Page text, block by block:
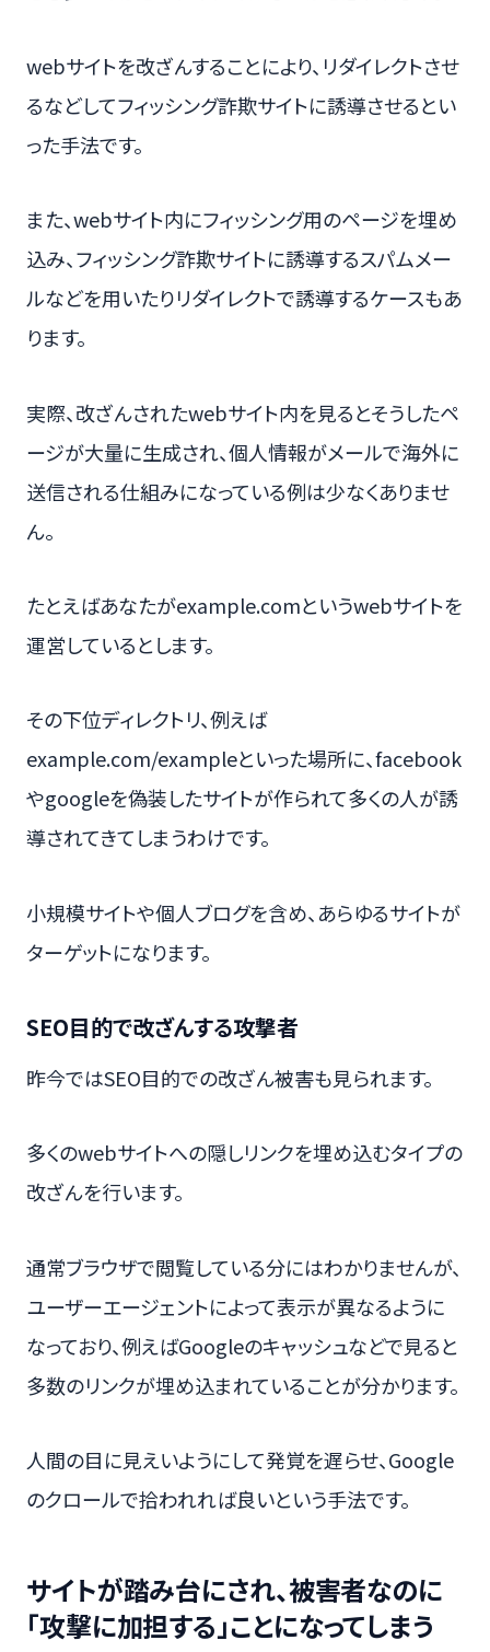
webサイトを改ざんすることにより、リダイレクトさせ
るなどしてフィッシング詐欺サイトに誘導させるとい
った手法です。
また、webサイト内にフィッシング用のページを埋め
込み、フィッシング詐欺サイトに誘導するスパムメー
ルなどを用いたりリダイレクトで誘導するケースもあ
ります。
実際、改ざんされたwebサイト内を見るとそうしたペ
ージが大量に生成され、個人情報がメールで海外に
送信される仕組みになっている例は少なくありませ
ん。
たとえばあなたがexample.comというwebサイトを
運営しているとします。
その下位ディレクトリ、例えば
example.com/exampleといった場所に、facebook
やgoogleを偽装したサイトが作られて多くの人が誘
導されてきてしまうわけです。
小規模サイトや個人ブログを含め、あらゆるサイトが
ターゲットになります。
SEO目的で改ざんする攻撃者
昨今ではSEO目的での改ざん被害も見られます。
多くのwebサイトへの隠しリンクを埋め込むタイプの
改ざんを行います。
通常ブラウザで閲覧している分にはわかりませんが、
ユーザーエージェントによって表示が異なるように
なっており、例えばGoogleのキャッシュなどで見ると
多数のリンクが埋め込まれていることが分かります。
人間の目に見えいようにして発覚を遅らせ、Google
のクロールで拾われれば良いという手法です。
サイトが踏み台にされ、被害者なのに
「攻撃に加担する」ことになってしまう